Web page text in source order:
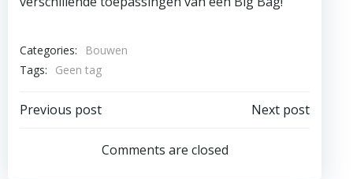
Categories:
Bouwen
Tags:
Geen tag
Bericht
navigatie
Previous post
Bericht
navigatie
Next post
Comments are closed